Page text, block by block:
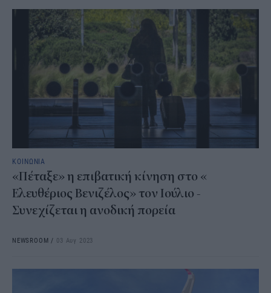
ΚΟΙΝΩΝΙΑ
«Πέταξε» η επιβατική κίνηση στο «
Ελευθέριος Βενιζέλος» τον Ιούλιο -
Συνεχίζεται η ανοδική πορεία
NEWSROOM / 03 Αυγ 2023